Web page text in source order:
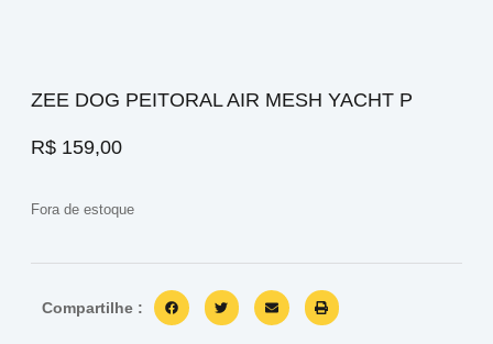
ZEE DOG PEITORAL AIR MESH YACHT P
R$ 159,00
Fora de estoque
Compartilhe :